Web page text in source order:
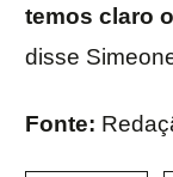
temos claro
disse
Fonte: